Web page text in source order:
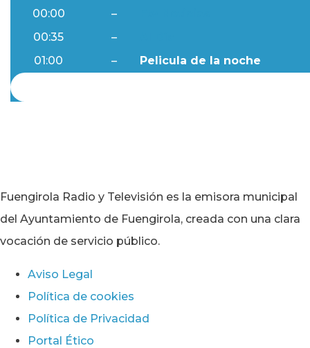
00:00 –
00:35
–
01:00
– Pelicula de la noche
Fuengirola Radio y Televisión es la emisora municipal
del Ayuntamiento de Fuengirola, creada con una clara
vocación de servicio público.
Aviso Legal
Política de cookies
Política de Privacidad
Portal Ético